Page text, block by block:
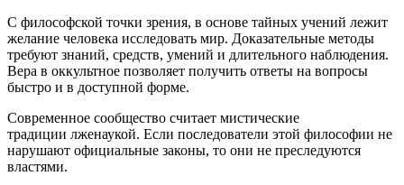
С философской точки зрения, в основе тайных учений лежит
желание человека исследовать мир. Доказательные методы
требуют знаний, средств, умений и длительного наблюдения.
Вера в оккультное позволяет получить ответы на вопросы
быстро и в доступной форме.
Современное сообщество считает мистические
традиции лженаукой. Если последователи этой философии не
нарушают официальные законы, то они не преследуются
властями.